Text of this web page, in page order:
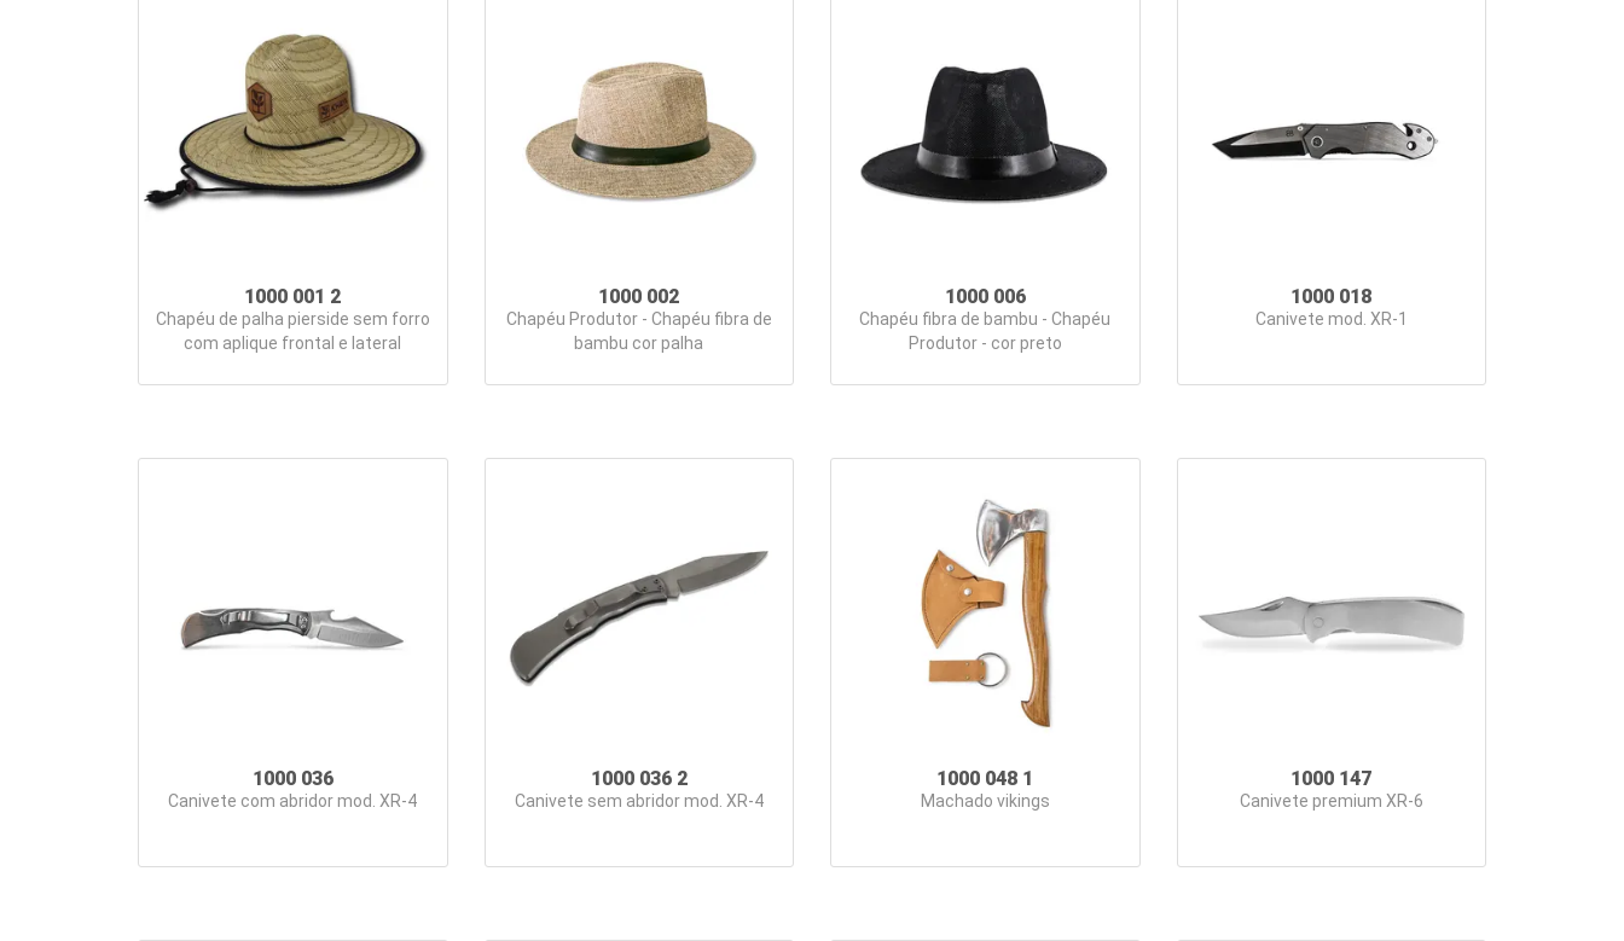
1000 001 2
Chapéu de palha pierside sem forro
com aplique frontal e lateral
1000 002
Chapéu Produtor - Chapéu fibra de
bambu cor palha
1000 006
Chapéu fibra de bambu - Chapéu
Produtor - cor preto
1000 018
Canivete mod. XR-1
1000 036
Canivete com abridor mod. XR-4
1000 036 2
Canivete sem abridor mod. XR-4
1000 048 1
Machado vikings
1000 147
Canivete premium XR-6